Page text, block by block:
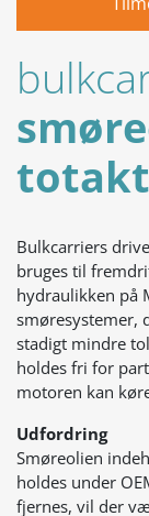
Bulkcarriers
bruges til
hydraulikken på
smøresystemer,
stadigt mindre
holdes fri for
motoren kan
Udfordring
Smøreolien
holdes under
fjernes, vil der